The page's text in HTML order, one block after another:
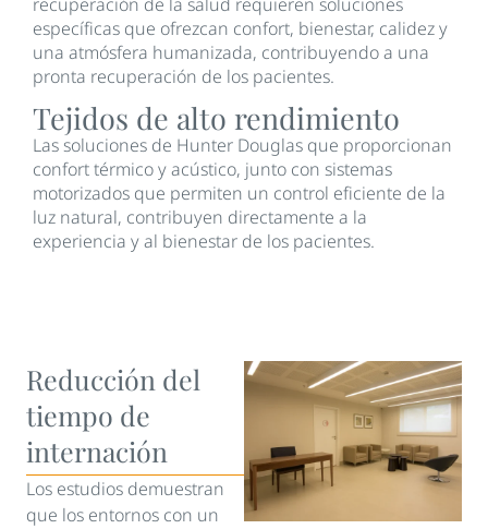
específicas que ofrezcan confort, bienestar, calidez y
una atmósfera humanizada, contribuyendo a una
pronta recuperación de los pacientes.
Tejidos de alto rendimiento
Las soluciones de Hunter Douglas que proporcionan
confort térmico y acústico, junto con sistemas
motorizados que permiten un control eficiente de la
luz natural, contribuyen directamente a la
experiencia y al bienestar de los pacientes.
Reducción del
tiempo de
internación
Los estudios demuestran
que los entornos con un